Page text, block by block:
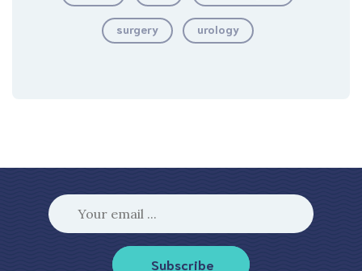
surgery urology
Subscribe